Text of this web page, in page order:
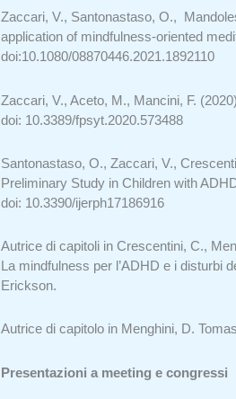
Zaccari, V., Santonastaso, O.,
application of mindfulness-oriented
doi:10.1080/08870446.2021.1892110
Zaccari, V., Aceto, M., Mancini, F.
doi: 10.3389/fpsyt.2020.573488
Santonastaso, O., Zaccari, V.,
Preliminary Study in Children with
doi: 10.3390/ijerph17186916
Autrice di capitoli in Crescentini, C.,
La mindfulness per l’ADHD e i disturbi
Erickson.
Autrice di capitolo in Menghini, D.
Presentazioni a meeting e congressi